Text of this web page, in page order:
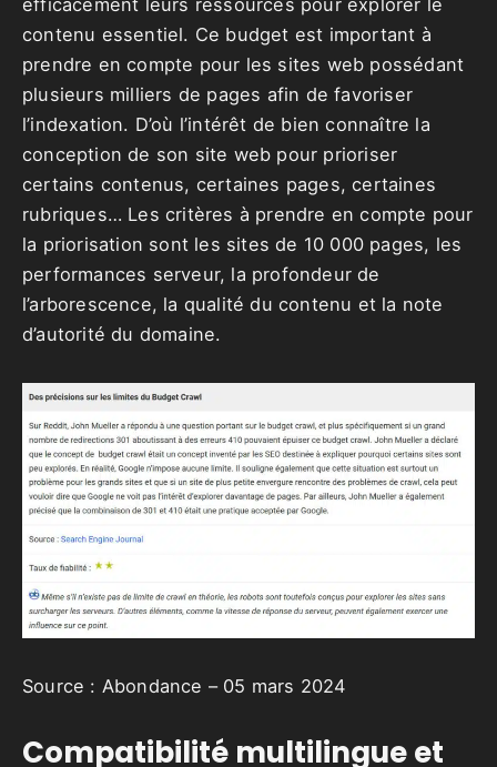
contenu essentiel. Ce budget est important à
prendre en compte pour les sites web possédant
plusieurs milliers de pages afin de favoriser
l’indexation. D’où l’intérêt de bien connaître la
conception de son site web pour prioriser
certains contenus, certaines pages, certaines
rubriques… Les critères à prendre en compte pour
la priorisation sont les sites de 10 000 pages, les
performances serveur, la profondeur de
l’arborescence, la qualité du contenu et la note
d’autorité du domaine.
Source : Abondance – 05 mars 2024
Compatibilité multilingue et